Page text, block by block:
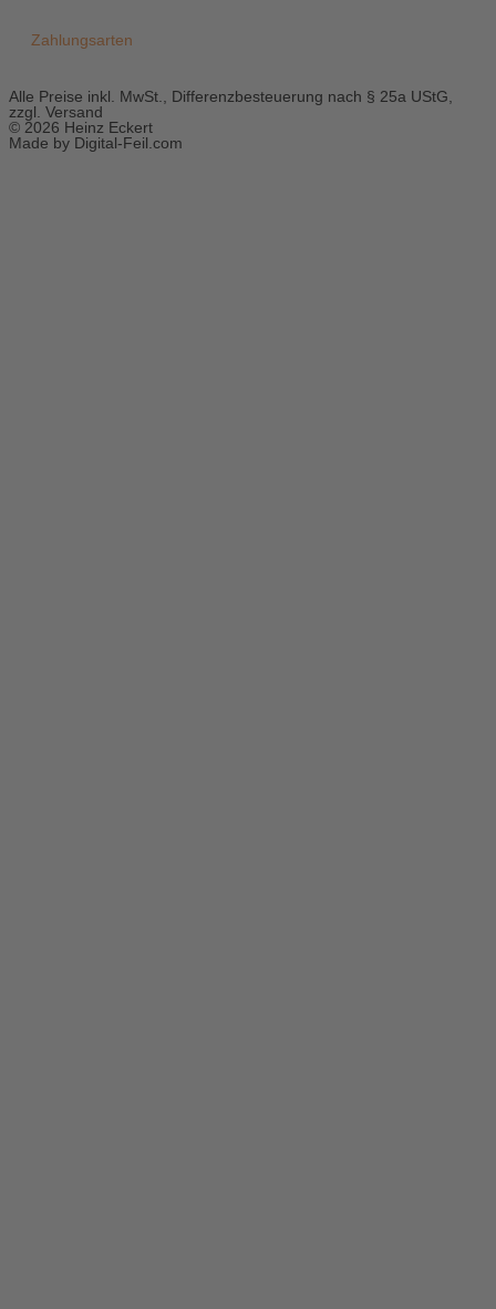
Zahlungsarten
Alle Preise inkl. MwSt., Differenzbesteuerung nach § 25a UStG,
zzgl. Versand
© 2026 Heinz Eckert
Made by Digital-Feil.com